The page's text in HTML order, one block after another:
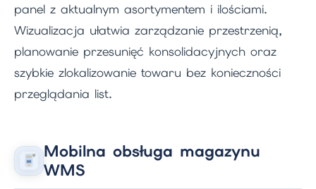
panel z aktualnym asortymentem i ilościami.
Wizualizacja ułatwia zarządzanie przestrzenią,
planowanie przesunięć konsolidacyjnych oraz
szybkie zlokalizowanie towaru bez konieczności
przeglądania list.
Mobilna obsługa magazynu
WMS